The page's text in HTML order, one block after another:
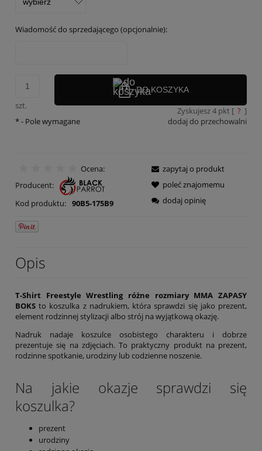
Wiadomość do sprzedającego (opcjonalnie):
szt.
DO KOSZYKA
Zyskujesz4pkt [ ? ]
dodaj do przechowalni
*- Pole wymagane
Ocena:
Producent:
Kod produktu: 90B5-175B9
zapytaj o produkt
poleć znajomemu
dodaj opinię
Opis
T-Shirt Freestyle Wrestling różne rozmiary MMA ZAPASY
BOKS to koszulka z nadrukiem, która sprawdzi się jako prezent,
element rodzinnej stylizacji albo strój na wyjątkową okazję.
Nadruk nadaje koszulce osobistego charakteru i dobrze
prezentuje się na zdjęciach. To praktyczny produkt na prezent,
rodzinne spotkanie, urodziny lub codzienne noszenie.
Na jakie okazje sprawdzi się
koszulka?
prezent
urodziny